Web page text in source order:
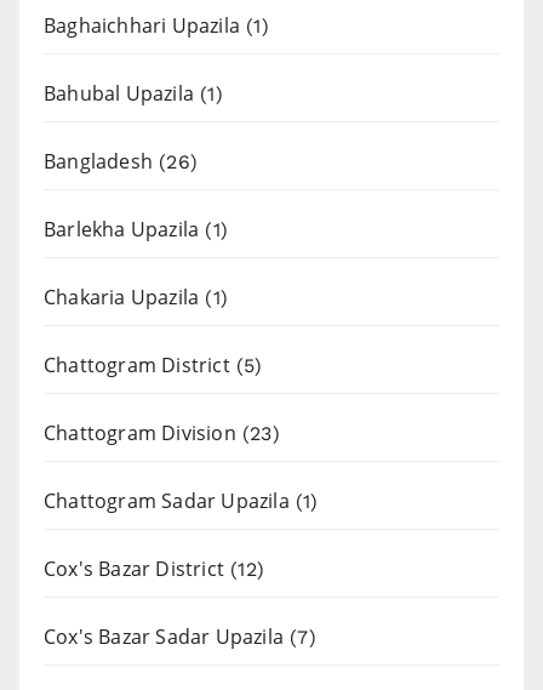
Baghaichhari Upazila (1)
Bahubal Upazila (1)
Bangladesh (26)
Barlekha Upazila (1)
Chakaria Upazila (1)
Chattogram District(5)
Chattogram Division (23)
Chattogram Sadar Upazila (1)
Cox's Bazar District (12)
Cox's Bazar Sadar Upazila (7)